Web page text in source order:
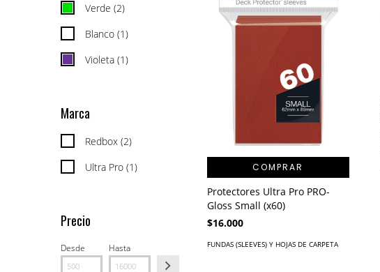
Verde (2)
Blanco (1)
Violeta (1)
Marca
Redbox (2)
Ultra Pro (1)
Precio
Desde Hasta
COMPRAR
Protectores Ultra Pro PRO-
Gloss Small (x60)
$16.000
FUNDAS (SLEEVES) Y HOJAS DE CARPETA